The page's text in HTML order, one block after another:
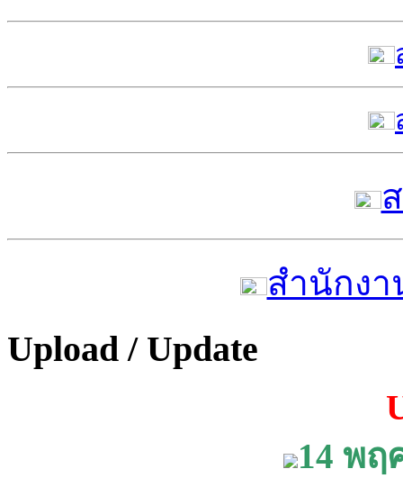
สำนักงา
Upload / Update
14 พฤ